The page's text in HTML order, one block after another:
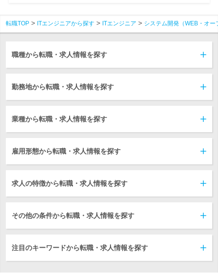
転職TOP ITエンジニアから探す ITエンジニア システム開発（WEB・オ
職種から転職・求人情報を探す
勤務地から転職・求人情報を探す
業種から転職・求人情報を探す
雇用形態から転職・求人情報を探す
求人の特徴から転職・求人情報を探す
その他の条件から転職・求人情報を探す
注目のキーワードから転職・求人情報を探す